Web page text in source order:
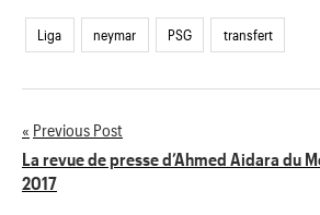
Liga neymar PSG transfert
Navigation
de
Previous Post
La revue de presse d’Ahmed Aidara du
2017